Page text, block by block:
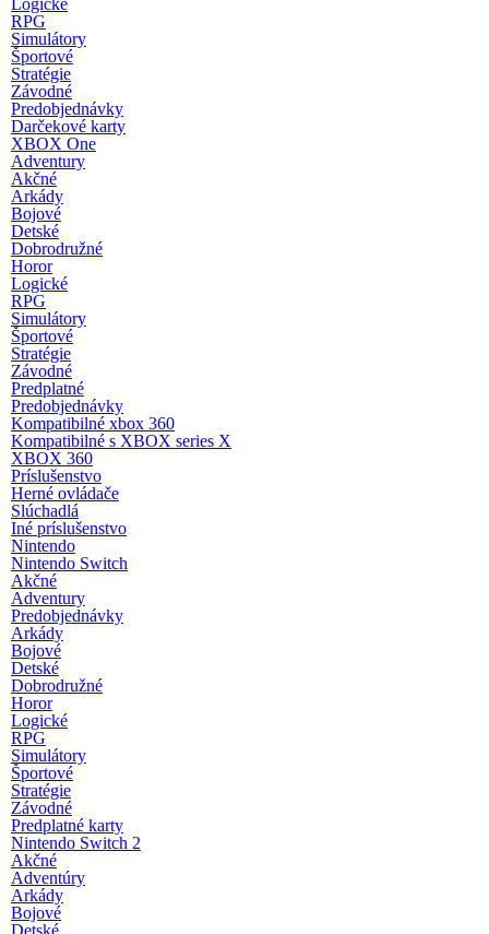
Logické
RPG
Simulátory
Športové
Stratégie
Závodné
Predobjednávky
Darčekové karty
XBOX One
Adventury
Akčné
Arkády
Bojové
Detské
Dobrodružné
Horor
Logické
RPG
Simulátory
Športové
Stratégie
Závodné
Predplatné
Predobjednávky
Kompatibilné xbox 360
Kompatibilné s XBOX series X
XBOX 360
Príslušenstvo
Herné ovládače
Slúchadlá
Iné príslušenstvo
Nintendo
Nintendo Switch
Akčné
Adventury
Predobjednávky
Arkády
Bojové
Detské
Dobrodružné
Horor
Logické
RPG
Simulátory
Športové
Stratégie
Závodné
Predplatné karty
Nintendo Switch 2
Akčné
Adventúry
Arkády
Bojové
Detské